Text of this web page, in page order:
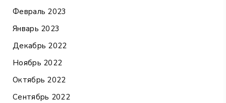
Февраль 2023
Январь 2023
Декабрь 2022
Ноябрь 2022
Октябрь 2022
Сентябрь 2022